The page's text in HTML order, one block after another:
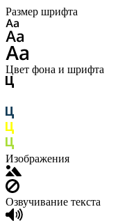
Размер шрифта
Цвет фона и шрифта
Изображения
Озвучивание текста